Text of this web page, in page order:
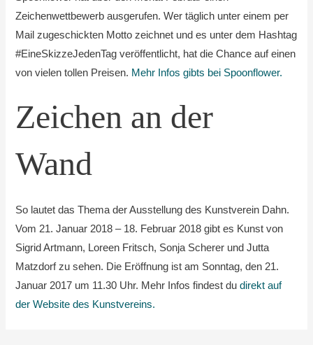
Zeichenwettbewerb ausgerufen. Wer täglich unter einem per
Mail zugeschickten Motto zeichnet und es unter dem Hashtag
#EineSkizzeJedenTag veröffentlicht, hat die Chance auf einen
von vielen tollen Preisen. Mehr Infos gibts bei Spoonflower.
Zeichen an der
Wand
So lautet das Thema der Ausstellung des Kunstverein Dahn.
Vom 21. Januar 2018 – 18. Februar 2018 gibt es Kunst von
Sigrid Artmann, Loreen Fritsch, Sonja Scherer und Jutta
Matzdorf zu sehen. Die Eröffnung ist am Sonntag, den 21.
Januar 2017 um 11.30 Uhr. Mehr Infos findest dudirekt auf
der Website des Kunstvereins.